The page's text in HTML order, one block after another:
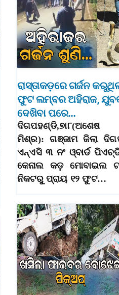
ରାସ୍ତାକଡ଼ରେ ଗର୍ଜନ
ଫୁଟ ଲମ୍ବର ଅହିରାଜ,
ଦେଖିବା ପରେ…
ମିଶ୍ର): ଗଞ୍ଜାମ ଜିଲା
ଏନ୍‌ଏସି ୩ ନଂ ଓ୍ବାର୍ଡ
କେନାଲ କଡ଼ ମୋବାଇଲ
ନିକଟରୁ୍‌ ପ୍ରାୟ ୧୨ ଫୁଟ…